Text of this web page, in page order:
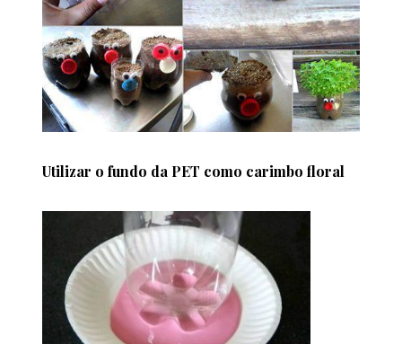
Utilizar o fundo da PET como carimbo floral